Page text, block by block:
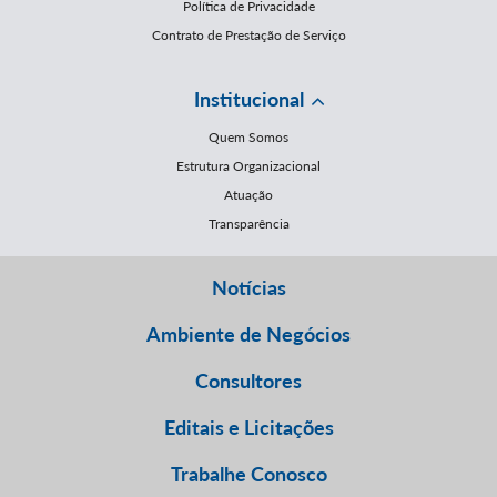
Política de Privacidade
Contrato de Prestação de Serviço
Institucional
Quem Somos
Estrutura Organizacional
Atuação
Transparência
Notícias
Ambiente de Negócios
Consultores
Editais e Licitações
Trabalhe Conosco